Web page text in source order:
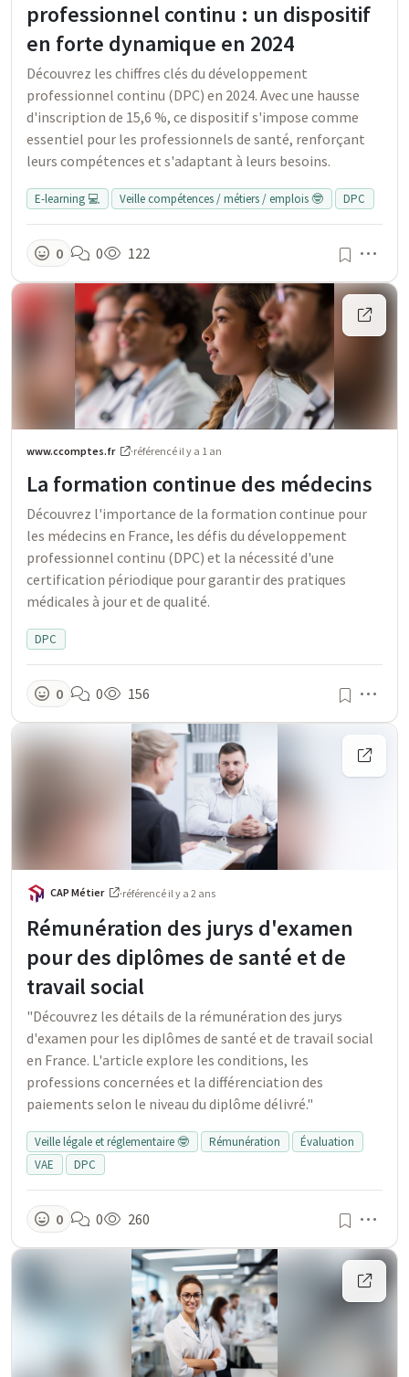
professionnel continu : un dispositif
en forte dynamique en 2024
Découvrez les chiffres clés du développement
professionnel continu (DPC) en 2024. Avec une hausse
d'inscription de 15,6 %, ce dispositif s'impose comme
essentiel pour les professionnels de santé, renforçant
leurs compétences et s'adaptant à leurs besoins.
E-learning 💻 Veille compétences / métiers / emplois 🤓 DPC
0 0 122
www.ccomptes.fr ·référencé il y a 1 an
La formation continue des médecins
Découvrez l'importance de la formation continue pour
les médecins en France, les défis du développement
professionnel continu (DPC) et la nécessité d'une
certification périodique pour garantir des pratiques
médicales à jour et de qualité.
DPC
0 0 156
CAP Métier ·référencé il y a 2 ans
Rémunération des jurys d'examen
pour des diplômes de santé et de
travail social
"Découvrez les détails de la rémunération des jurys
d'examen pour les diplômes de santé et de travail social
en France. L'article explore les conditions, les
professions concernées et la différenciation des
paiements selon le niveau du diplôme délivré."
Veille légale et réglementaire 🤓 Rémunération
Évaluation
VAE
DPC
0 0 260